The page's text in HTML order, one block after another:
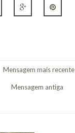
Mensagem mais recente
Mensagem antiga